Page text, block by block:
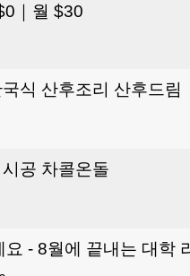
｜월 $30
식 산후조리 산후드림
공 차콜온돌
- 8월에 끝내는 대학